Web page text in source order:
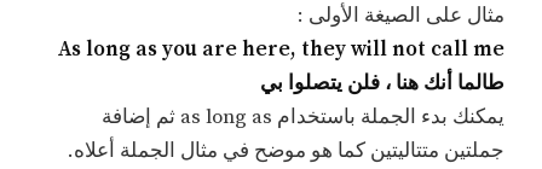
مثال على الصيغة الأولى :
As long as you are here, they will not call me
طالما أنك هنا ، فلن يتصلوا بي
يمكنك بدء الجملة باستخدام as long as ثم إضافة
جملتين متتاليتين كما هو موضح في مثال الجملة أعلاه.